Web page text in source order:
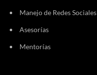
Manejo de Redes Sociales
Asesorías
Mentorías